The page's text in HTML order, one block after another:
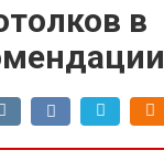
в